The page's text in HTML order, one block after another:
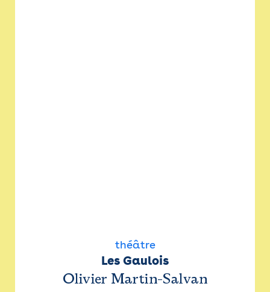
théâtre
Les Gaulois
Olivier Martin-Salvan